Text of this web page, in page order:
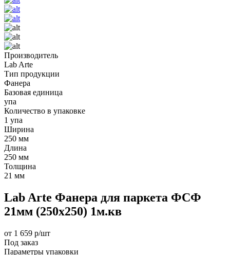
Производитель
Lab Arte
Тип продукции
Фанера
Базовая единица
упа
Количество в упаковке
1 упа
Ширина
250 мм
Длина
250 мм
Толщина
21 мм
Lab Arte Фанера для паркета ФСФ
21мм (250х250) 1м.кв
от 1 659 р/шт
Под заказ
Параметры упаковки